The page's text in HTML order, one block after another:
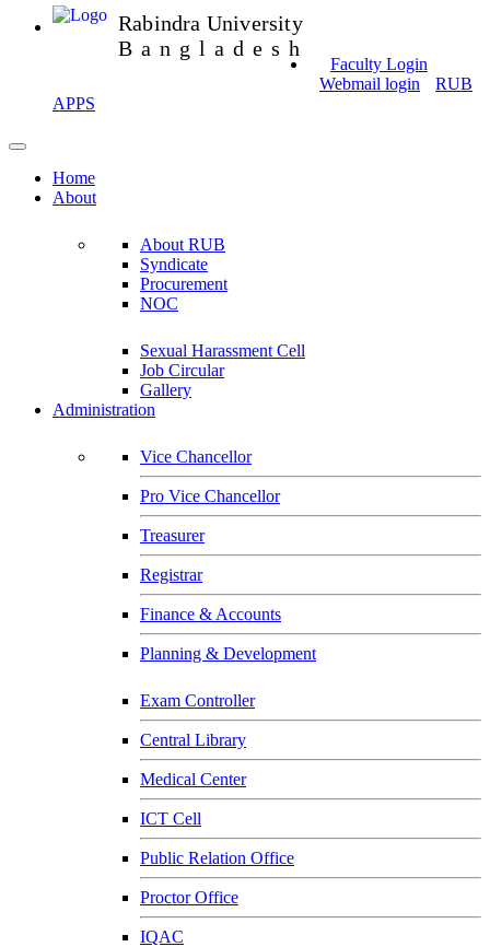
Rabindra University
Bangladesh
Faculty Login
Webmail login
RUB
APPS
Home
About
About RUB
Syndicate
Procurement
NOC
Sexual Harassment Cell
Job Circular
Gallery
Administration
Vice Chancellor
Pro Vice Chancellor
Treasurer
Registrar
Finance & Accounts
Planning & Development
Exam Controller
Central Library
Medical Center
ICT Cell
Public Relation Office
Proctor Office
IQAC